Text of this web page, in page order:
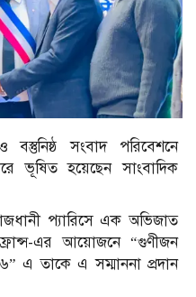
সংবাদ পরিবেশনে
ভূষিত হয়েছেন সাংবাদিক
প্যারিসে এক অভিজাত
এর আয়োজনে “গুণীজন
এ তাকে এ সম্মাননা প্রদান